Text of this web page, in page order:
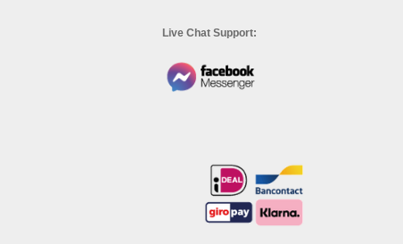
Live Chat Support: